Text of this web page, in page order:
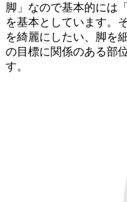
脚」なので基本的には
を基本としています。
を綺麗にしたい、脚を
の目標に関係のある部
す。